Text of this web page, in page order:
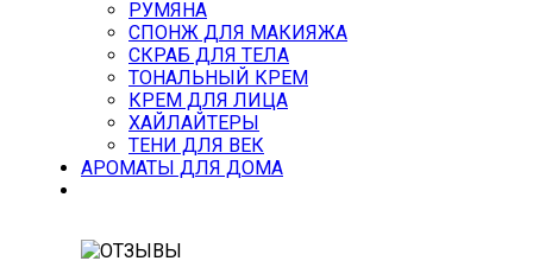
РУМЯНА
СПОНЖ ДЛЯ МАКИЯЖА
СКРАБ ДЛЯ ТЕЛА
ТОНАЛЬНЫЙ КРЕМ
КРЕМ ДЛЯ ЛИЦА
ХАЙЛАЙТЕРЫ
ТЕНИ ДЛЯ ВЕК
АРОМАТЫ ДЛЯ ДОМА